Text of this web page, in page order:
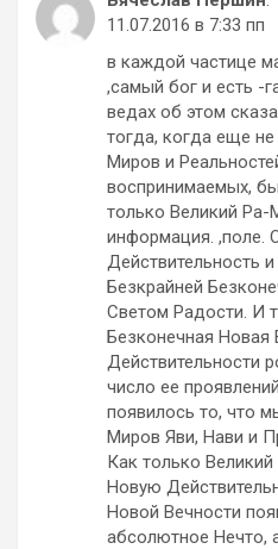
11.07.2016 в 7:33 пп
в каждой частице
,самый бог и есть -
ведах об этом
тогда, когда еще
Миров и
воспринимаемых,
только Великий Ра-
информация. ,поле.
Действительность
Безкрайней
Светом Радости. И
Безконечная Новая
Действительности
число ее
появилось то, что
Миров Яви, Нави и
Как только
Новую
Новой Вечности
абсолютное Нечто,